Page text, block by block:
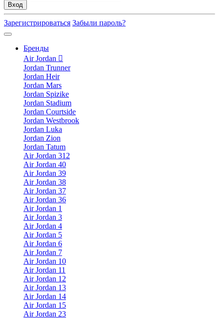
Вход
Зарегистрироваться Забыли пароль?
Бренды
Air Jordan
Jordan Trunner
Jordan Heir
Jordan Mars
Jordan Spizike
Jordan Stadium
Jordan Courtside
Jordan Westbrook
Jordan Luka
Jordan Zion
Jordan Tatum
Air Jordan 312
Air Jordan 40
Air Jordan 39
Air Jordan 38
Air Jordan 37
Air Jordan 36
Air Jordan 1
Air Jordan 3
Air Jordan 4
Air Jordan 5
Air Jordan 6
Air Jordan 7
Air Jordan 10
Air Jordan 11
Air Jordan 12
Air Jordan 13
Air Jordan 14
Air Jordan 15
Air Jordan 23